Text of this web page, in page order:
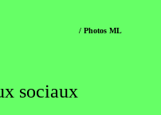
/ Photos ML
sociaux